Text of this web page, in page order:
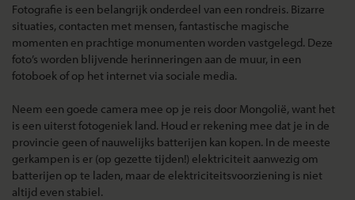
Fotografie is een belangrijk onderdeel van een rondreis. Bizarre
situaties, contacten met mensen, fantastische magische
momenten en prachtige monumenten worden vastgelegd. Deze
foto’s worden blijvende herinneringen aan de muur, in een
fotoboek of op het internet via sociale media.
Neem een goede camera mee op je reis door Mongolië, want het
is een uiterst fotogeniek land. Houd er rekening mee dat je in de
provincie geen of nauwelijks batterijen kan kopen. In de meeste
gerkampen is er (op gezette tijden!) elektriciteit aanwezig om
batterijen op te laden, maar de elektriciteitsvoorziening is niet
altijd even stabiel.